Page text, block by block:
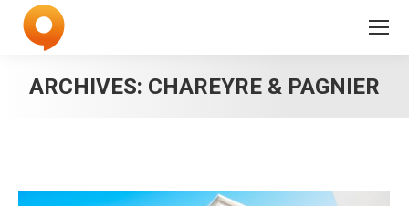
ARCHIVES: CHAREYRE & PAGNIER